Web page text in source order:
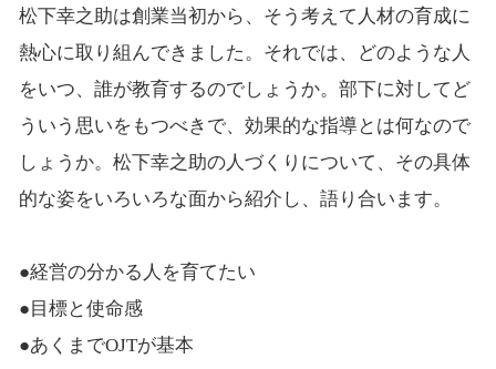
松下幸之助は創業当初から、そう考えて人材の育成に
熱心に取り組んできました。それでは、どのような人
をいつ、誰が教育するのでしょうか。部下に対してど
ういう思いをもつべきで、効果的な指導とは何なので
しょうか。松下幸之助の人づくりについて、その具体
的な姿をいろいろな面から紹介し、語り合います。
●経営の分かる人を育てたい
●目標と使命感
●あくまでOJTが基本